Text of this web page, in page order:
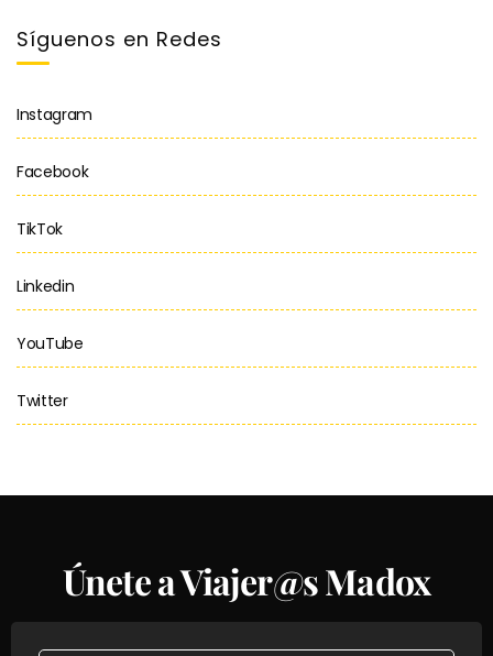
Síguenos en Redes
Instagram
Facebook
TikTok
Linkedin
YouTube
Twitter
Únete a Viajer@s Madox